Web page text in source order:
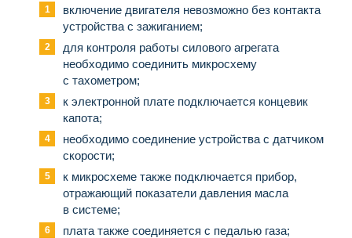
включение двигателя невозможно без контакта
устройства с зажиганием;
для контроля работы силового агрегата
необходимо соединить микросхему
с тахометром;
к электронной плате подключается концевик
капота;
необходимо соединение устройства с датчиком
скорости;
к микросхеме также подключается прибор,
отражающий показатели давления масла
в системе;
плата также соединяется с педалью газа;